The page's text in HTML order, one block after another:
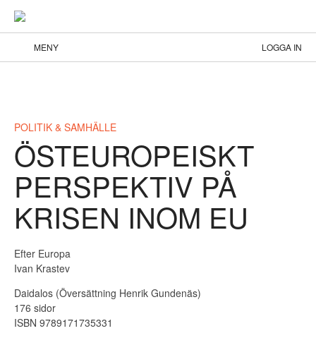
MENY LOGGA IN
POLITIK & SAMHÄLLE
ÖSTEUROPEISKT
PERSPEKTIV PÅ
KRISEN INOM EU
Efter Europa
Ivan Krastev
Daidalos (Översättning Henrik Gundenäs)
176 sidor
ISBN 9789171735331